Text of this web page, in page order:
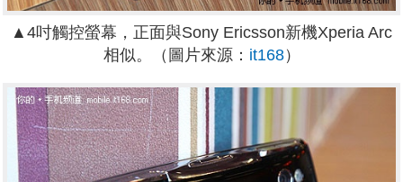
▲4吋觸控螢幕，正面與Sony Ericsson新機Xperia Arc
相似。（圖片來源： it168）